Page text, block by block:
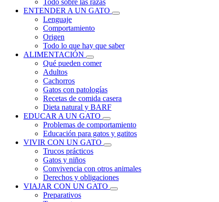
Todo sobre las razas
ENTENDER A UN GATO
Lenguaje
Comportamiento
Origen
Todo lo que hay que saber
ALIMENTACIÓN
Qué pueden comer
Adultos
Cachorros
Gatos con patologías
Recetas de comida casera
Dieta natural y BARF
EDUCAR A UN GATO
Problemas de comportamiento
Educación para gatos y gatitos
VIVIR CON UN GATO
Trucos prácticos
Gatos y niños
Convivencia con otros animales
Derechos y obligaciones
VIAJAR CON UN GATO
Preparativos